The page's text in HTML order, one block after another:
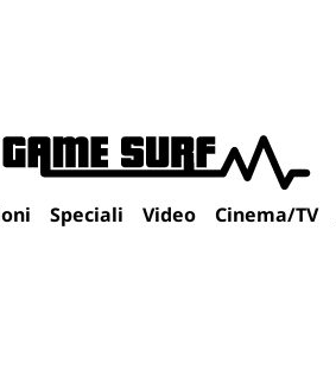
Speciali Video Cinema/TV